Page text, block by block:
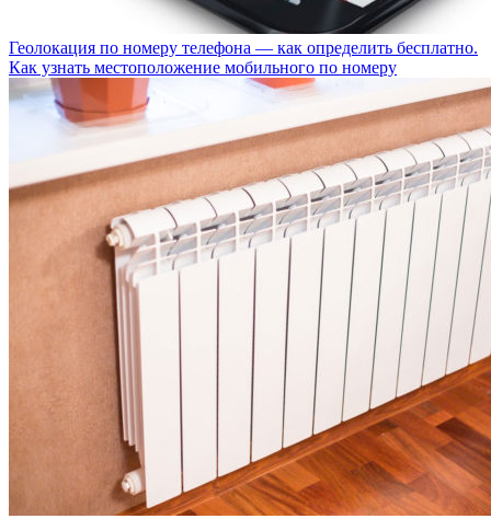
Геолокация по номеру телефона — как определить бесплатно.
Как узнать местоположение мобильного по номеру